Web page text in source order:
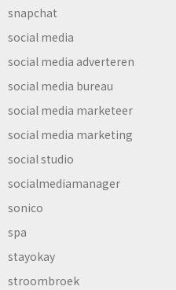
snapchat
social media
social media adverteren
social media bureau
social media marketeer
social media marketing
social studio
socialmediamanager
sonico
spa
stayokay
stroombroek